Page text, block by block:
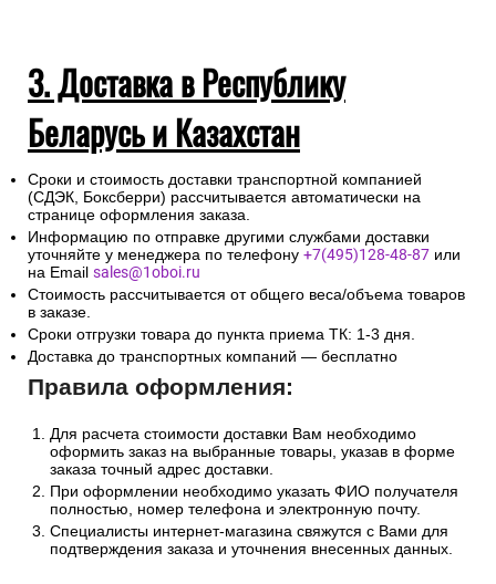
3. Доставка в Республику
Беларусь и Казахстан
Сроки и стоимость доставки транспортной компанией
(СДЭК, Боксберри) рассчитывается автоматически на
странице оформления заказа.
Информацию по отправке другими службами доставки
уточняйте у менеджера по телефону +7(495)128-48-87 или
на Email sales@1oboi.ru
Стоимость рассчитывается от общего веса/объема товаров
в заказе.
Сроки отгрузки товара до пункта приема ТК: 1-3 дня.
Доставка до транспортных компаний — бесплатно
Правила оформления:
Для расчета стоимости доставки Вам необходимо
оформить заказ на выбранные товары, указав в форме
заказа точный адрес доставки.
При оформлении необходимо указать ФИО получателя
полностью, номер телефона и электронную почту.
Специалисты интернет-магазина свяжутся с Вами для
подтверждения заказа и уточнения внесенных данных.